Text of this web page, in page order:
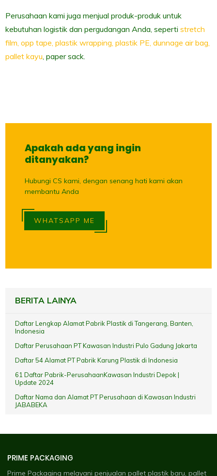
Perusahaan kami juga menjual produk-produk untuk
kebutuhan logistik dan pergudangan Anda, sepertistretch
film, opp tape, plastik wrapping, plastik PE, dunnage air bag,
pallet kayu , paper sack.
Apakah ada yang ingin
ditanyakan?
Hubungi CS kami, dengan senang hati kami akan
membantu Anda
WHATSAPP ME
BERITA LAINYA
Daftar Lengkap Alamat Pabrik Plastik di Tangerang, Banten,
Indonesia
Daftar Perusahaan PT Kawasan Industri Pulo Gadung Jakarta
Daftar 54 Alamat PT Pabrik Karung Plastik di Indonesia
61 Daftar Pabrik-PerusahaanKawasan Industri Depok |
Update 2024
Daftar Nama dan Alamat PT Perusahaan di Kawasan Industri
JABABEKA
PRIME PACKAGING
Prime Packaging melayani penjualan pallet plastik baru, pallet